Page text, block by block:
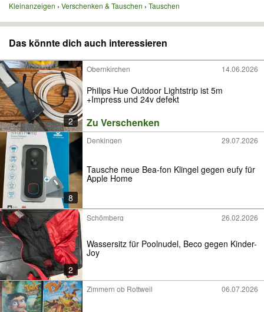
Kleinanzeigen Verschenken & Tauschen Tauschen
Das könnte dich auch interessieren
2
Obernkirchen 14.06.2026
Philips Hue Outdoor Lightstrip ist 5m
+Impress und 24v defekt
Zu Verschenken
8
Denkingen 29.07.2026
Tausche neue Bea-fon Klingel gegen eufy für
Apple Home
2
Schömberg 26.02.2026
Wassersitz für Poolnudel, Beco gegen Kinder-
Joy
Zimmern ob Rottweil 06.07.2026